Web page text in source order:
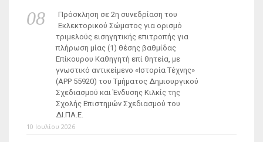
Πρόσκληση σε 2η συνεδρίαση του
Εκλεκτορικού Σώματος για ορισμό
τριμελούς εισηγητικής επιτροπής για
πλήρωση μίας (1) θέσης βαθμίδας
Επίκουρου Καθηγητή επί θητεία, με
γνωστικό αντικείμενο «Ιστορία Τέχνης»
(ΑΡΡ 55920) του Τμήματος Δημιουργικού
Σχεδιασμού και Ένδυσης Κιλκίς της
Σχολής Επιστημών Σχεδιασμού του
ΔΙ.ΠΑ.Ε.
10 Ιουλίου 2026